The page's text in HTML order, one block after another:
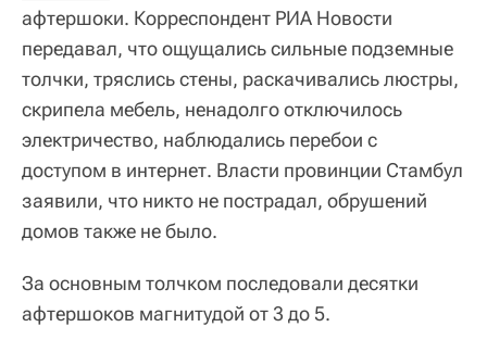
афтершоки. Корреспондент РИА Новости
передавал, что ощущались сильные подземные
толчки, тряслись стены, раскачивались люстры,
скрипела мебель, ненадолго отключилось
электричество, наблюдались перебои с
доступом в интернет. Власти провинции Стамбул
заявили, что никто не пострадал, обрушений
домов также не было.
За основным толчком последовали десятки
афтершоков магнитудой от 3 до 5.